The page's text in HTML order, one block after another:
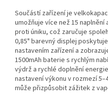
Součástí zařízení je
umožňuje více než 15
proti úniku, což zaručuje
0,85" barevný displej
nastavením zařízení a
1500mAh baterie s rychlým
výdrž a rychlé doplnění
nastavení výkonu v rozmezí
může přizpůsobit zážitek z